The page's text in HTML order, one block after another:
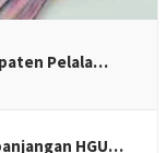
Pelala…
HGU…